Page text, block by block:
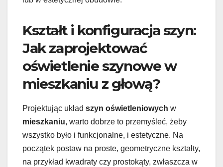
Kształt i konfiguracja szyn:
Jak zaprojektować
oświetlenie szynowe w
mieszkaniu z głową?
Projektując układ szyn oświetleniowych w
mieszkaniu, warto dobrze to przemyśleć, żeby
wszystko było i funkcjonalne, i estetyczne. Na
początek postaw na proste, geometryczne kształty,
na przykład kwadraty czy prostokąty, zwłaszcza w